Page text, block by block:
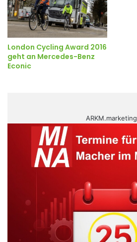
London Cycling Award 2016
geht an Mercedes-Benz
Econic
ARKM.marketing